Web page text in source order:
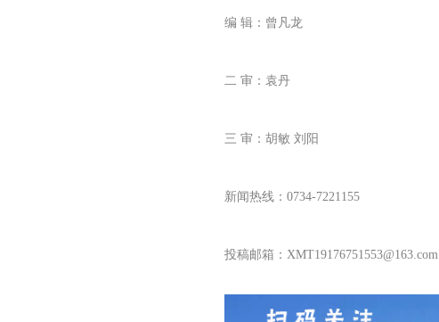
编 辑：曾凡龙
二 审：袁丹
三 审：胡敏 刘阳
新闻热线：0734-7221155
投稿邮箱：XMT19176751553@163.com